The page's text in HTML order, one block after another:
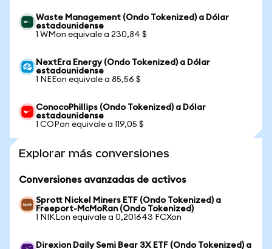
Waste Management (Ondo Tokenized) a Dólar
estadounidense
1 WMon equivale a 230,84 $
NextEra Energy (Ondo Tokenized) a Dólar
estadounidense
1 NEEon equivale a 85,56 $
ConocoPhillips (Ondo Tokenized) a Dólar
estadounidense
1 COPon equivale a 119,05 $
Explorar más conversiones
Conversiones avanzadas de activos
Sprott Nickel Miners ETF (Ondo Tokenized) a
Freeport-McMoRan (Ondo Tokenized)
1 NIKLon equivale a 0,201643 FCXon
Direxion Daily Semi Bear 3X ETF (Ondo Tokenized) a